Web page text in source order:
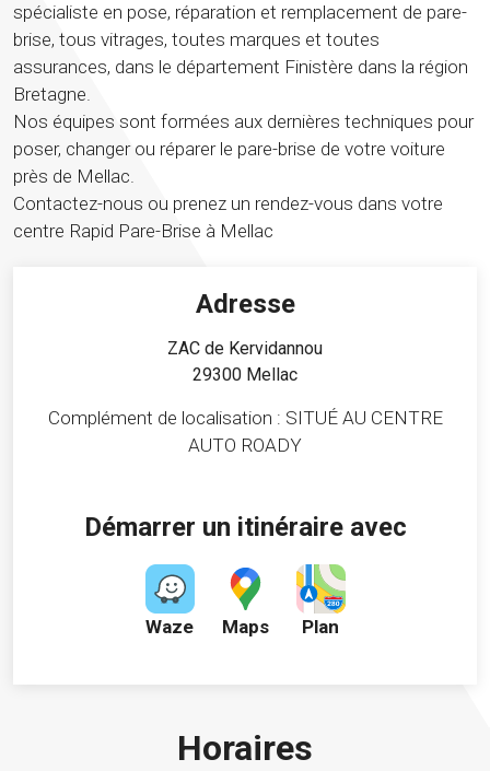
spécialiste en pose, réparation et remplacement de pare-
brise, tous vitrages, toutes marques et toutes
assurances, dans le département Finistère dans la région
Bretagne.
Nos équipes sont formées aux dernières techniques pour
poser, changer ou réparer le pare-brise de votre voiture
près de Mellac.
Contactez-nous ou prenez un rendez-vous dans votre
centre Rapid Pare-Brise à Mellac
Adresse
ZAC de Kervidannou
29300 Mellac
Complément de localisation : SITUÉ AU CENTRE
AUTO ROADY
Démarrer un itinéraire avec
Waze Maps Plan
Horaires